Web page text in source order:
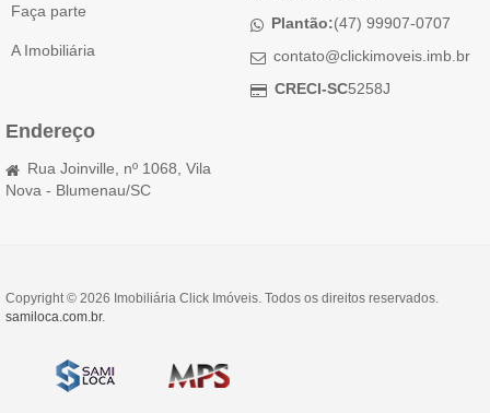
Faça parte
A Imobiliária
Plantão:(47) 99907-0707
contato@clickimoveis.imb.br
CRECI-SC5258J
Endereço
Rua Joinville, nº 1068, Vila
Nova - Blumenau/SC
Copyright © 2026 Imobiliária Click Imóveis. Todos os direitos reservados.
samiloca.com.br.